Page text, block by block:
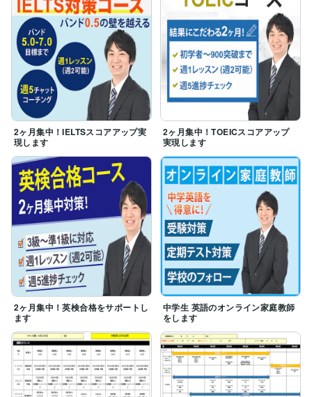
2ヶ月集中！IELTSスコアアップ実
現します
2ヶ月集中！TOEICスコアアップ
実現します
2ヶ月集中！英検合格をサポートし
ます
中学生 英語のオンライン家庭教師
をします